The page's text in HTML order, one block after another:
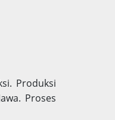
Produksi
Proses